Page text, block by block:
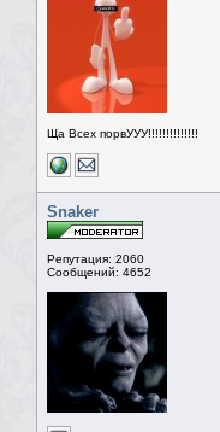
Ща Всех порвУУУ!!!!!!!!!!!!!!
Snaker
Репутация: 2060
Сообщений: 4652